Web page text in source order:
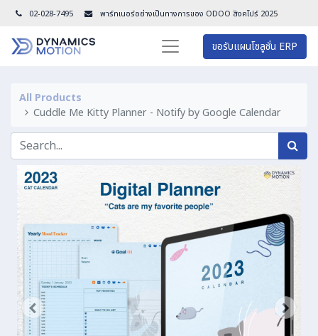
02-028-7495 พาร์ทเนอร์อย่างเป็นทางการของ ODOO สิงคโปร์ 2025
ขอรับแผนโซลูชั่น ERP
All Products
Cuddle Me Kitty Planner - Notify by Google Calendar